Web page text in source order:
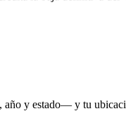
y estado— y tu